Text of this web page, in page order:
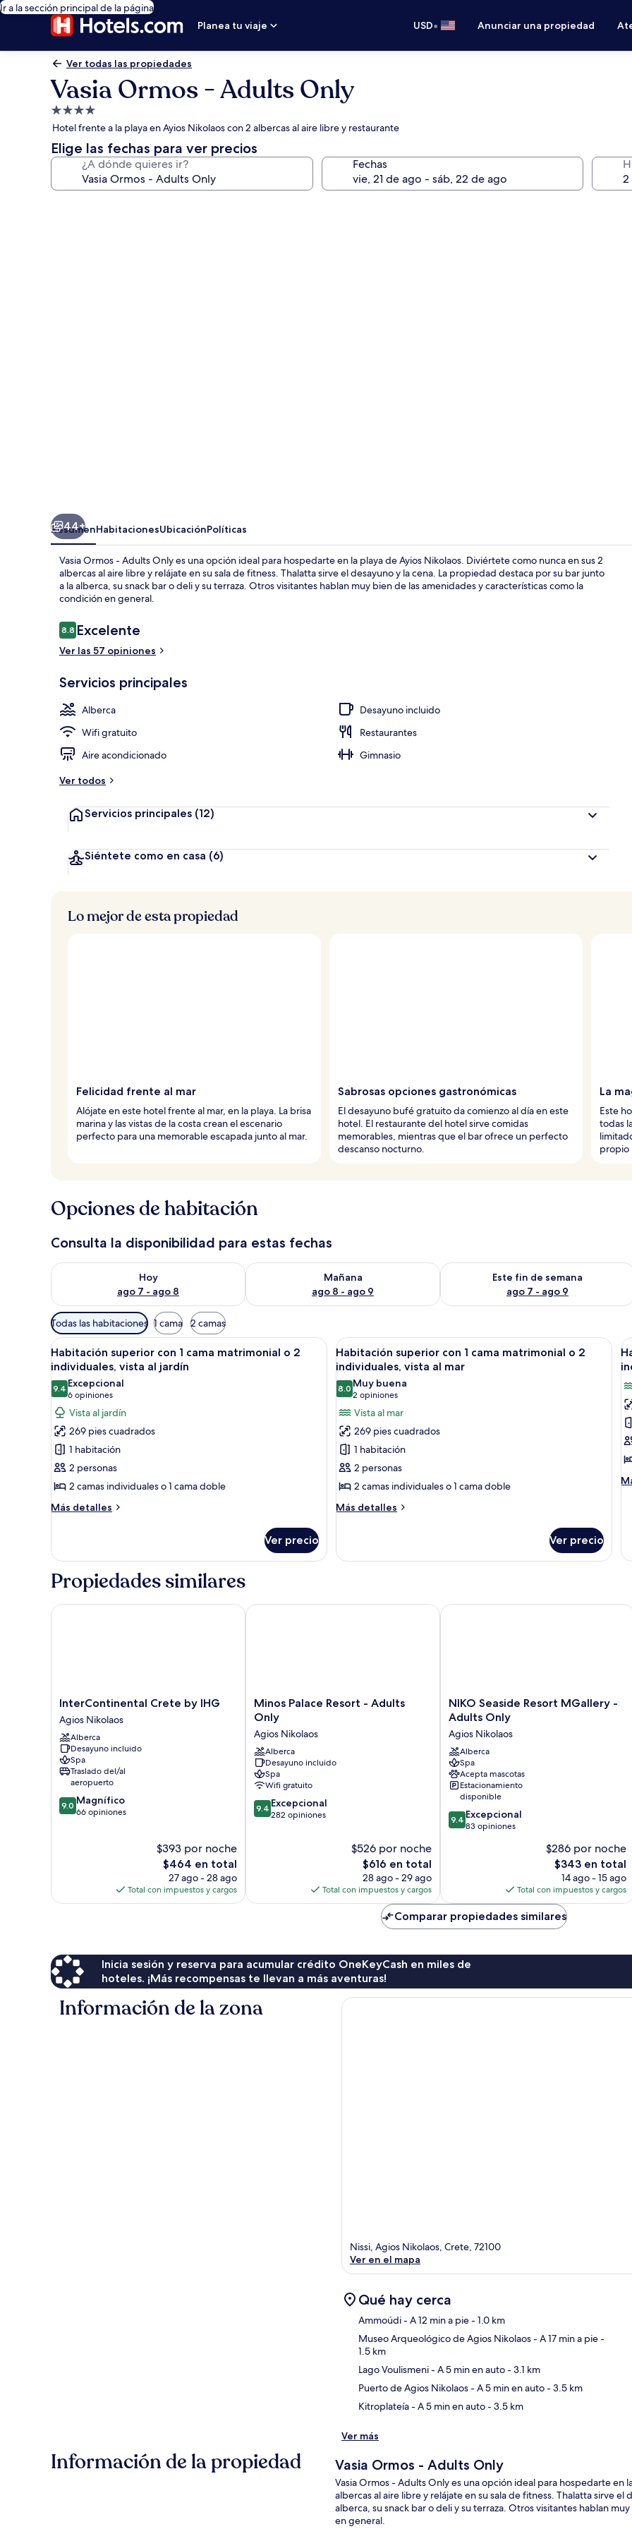
Ir a la sección principal de la página
Planea tu viaje
USD• Anunciar una propiedad
Ver todas las propiedades
Vasia Ormos - Adults Only
Propiedad
de
4.0
estrellas
Hotel frente a la playa en Ayios Nikolaos con 2 albercas al aire libre y restaurante
Elige las fechas para ver precios
¿A dónde quieres ir? Fechas
44+
ResumenHabitacionesUbicaciónPolíticas
Vasia Ormos - Adults Only es una opción ideal para hospedarte en la playa de Ayios Nikolaos. Diviértete como nunca en sus 2
albercas al aire libre y relájate en su sala de fitness. Thalatta sirve el desayuno y la cena. La propiedad destaca por su bar junto
a la alberca, su snack bar o deli y su terraza. Otros visitantes hablan muy bien de las amenidades y características como la
condición en general.
Opiniones
8.88.8 de 10,
Excelente
Ver las 57 opiniones
Servicios principales
Alberca
Desayuno incluido
Wifi gratuito
Restaurantes
Aire acondicionado
Gimnasio
Ver todos
Servicios principales (12)
Siéntete como en casa (6)
Lo mejor de esta propiedad
Felicidad frente al mar
Alójate en este hotel frente al mar, en la playa. La brisa
marina y las vistas de la costa crean el escenario
perfecto para una memorable escapada junto al mar.
Sabrosas opciones gastronómicas
El desayuno bufé gratuito da comienzo al día en este
hotel. El restaurante del hotel sirve comidas
memorables, mientras que el bar ofrece un perfecto
descanso nocturno.
La
Este
todas
propio
Opciones de habitación
Consulta la disponibilidad para estas fechas
Hoy
ago 7 - ago 8
Consulta la disponibilidad para hoy ago 7 - ago 8
Mañana
ago 8 - ago 9
Consulta la disponibilidad para mañana ago 8 - ago 9
Este fin de semana
ago 7 - ago 9
Consulta la disponibilidad para este
Filtros
disponibles
para
las
habitaciones
Todas las habitaciones 1 cama 2 camas
Abrir
todas
las
fotos
de
Habitación
superior
con
1
cama
matrimonial
individuales,
vista
al
jardín
Habitación de hotel con cama, escritorio, silla y balcón con vistas.
2
Habitación superior con 1 cama matrimonial o 2
individuales, vista al jardín
9.49.4 de 10
Excepcional
6 opiniones
(6
opiniones)
Vista al jardín
269 pies cuadrados
1 habitación
2 personas
2 camas individuales o 1 cama doble
Más detalles
Más
superior
matrimonial
Ver precio
Abrir
todas
las
fotos
de
Habitación
superior
con
1
cama
matrimonial
individuales,
mar
Habitación de hotel con cama,
1
Habitación superior con 1 cama matrimonial o 2
individuales, vista al mar
8.08.0 de 10
Muy buena
2 opiniones
(2
opiniones)
Vista al mar
269 pies cuadrados
1 habitación
2 personas
2 camas individuales o 1 cama doble
Más detalles
Más
superior
matrimonial
Ver precio
1
al
1
2
Propiedades similares
InterContinental
Crete
by
IHG
Agios
Nikolaos
InterContinental Crete by IHG
Agios Nikolaos
Alberca
Desayuno incluido
Spa
Traslado del/al
aeropuerto
9.0
de
9.0 Magnífico
66 opiniones
$393 por noche
El
precio
actual
es
$464 en total
27 ago - 28 ago
Total con impuestos y cargos
InterContinental Crete by IHG
Minos
Palace
Resort
-
Adults
Only
Agios
Nikolaos
Minos Palace Resort - Adults
Only
Agios Nikolaos
Alberca
Desayuno incluido
Spa
Wifi gratuito
9.4
de
9.4 Excepcional
282 opiniones
$526 por noche
El
precio
actual
es
$616 en total
28 ago - 29 ago
Total con impuestos y cargos
Minos Palace Resort - Adults Only
NIKO
Seaside
MGallery
-
Adults
Only
Agios
Nikolaos
NIKO Seaside Resort MGallery -
Adults Only
Agios Nikolaos
Alberca
Spa
Acepta mascotas
Estacionamiento
disponible
9.4
de
9.4 Excepcional
83 opiniones
$286 por noche
El
precio
actual
es
de
$343
$343 en total
14 ago - 15 ago
Total con impuestos y cargos
NIKO Seaside Resort MGallery -
Comparar propiedades similares
Inicia sesión y reserva para acumular crédito OneKeyCash en miles de
hoteles. ¡Más recompensas te llevan a más aventuras!
Información de la zona
Nissi, Agios Nikolaos, Crete, 72100
Ver en el mapa
Qué hay cerca
Ammoúdi- A 12 min a pie- 1.0 km
Museo Arqueológico de Agios Nikolaos- A 17 min a pie-
1.5 km
Lago Voulismeni- A 5 min en auto- 3.1 km
Puerto de Agios Nikolaos- A 5 min en auto- 3.5 km
Kitroplateía- A 5 min en auto- 3.5 km
Ver más
Información de la propiedad Vasia Ormos - Adults Only
Vasia Ormos - Adults Only es una opción ideal para hospedarte en
albercas al aire libre y relájate en su sala de fitness. Thalatta sirve
alberca, su snack bar o deli y su terraza. Otros visitantes hablan
en general.